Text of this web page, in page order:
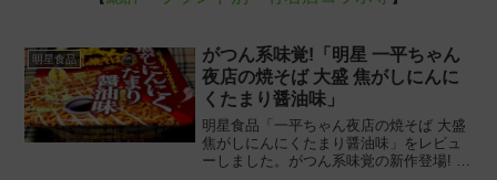
明星食品
がつん系味覚!「明星 一平ちゃん
夜店の焼そば 大盛 焦がしにんに
くたまり醤油味」
明星食品「一平ちゃん夜店の焼そば 大盛
焦がしにんにくたまり醤油味」をレビュ
ーしました。がつん系味覚の新作登場! 焦